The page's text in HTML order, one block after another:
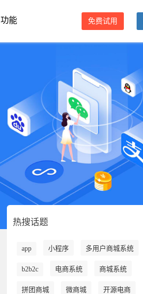
功能 免费试用
热搜话题
app 小程序 多用户商城系统
b2b2c 电商系统 商城系统
拼团商城 微商城 开源电商